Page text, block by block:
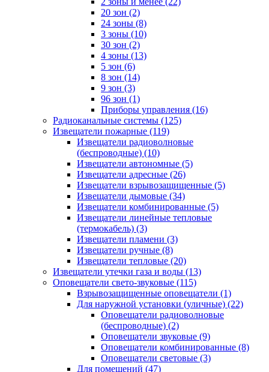
20 зон (2)
24 зоны (8)
3 зоны (10)
30 зон (2)
4 зоны (13)
5 зон (6)
8 зон (14)
9 зон (3)
96 зон (1)
Приборы управления (16)
Радиоканальные системы (125)
Извещатели пожарные (119)
Извещатели радиоволновые
(беспроводные) (10)
Извещатели автономные (5)
Извещатели адресные (26)
Извещатели взрывозащищенные (5)
Извещатели дымовые (34)
Извещатели комбинированные (5)
Извещатели линейные тепловые
(термокабель) (3)
Извещатели пламени (3)
Извещатели ручные (8)
Извещатели тепловые (20)
Извещатели утечки газа и воды (13)
Оповещатели свето-звуковые (115)
Взрывозащищенные оповещатели (1)
Для наружной установки (уличные) (22)
Оповещатели радиоволновые
(беспроводные) (2)
Оповещатели звуковые (9)
Оповещатели комбинированные (8)
Оповещатели световые (3)
Для помещений (47)